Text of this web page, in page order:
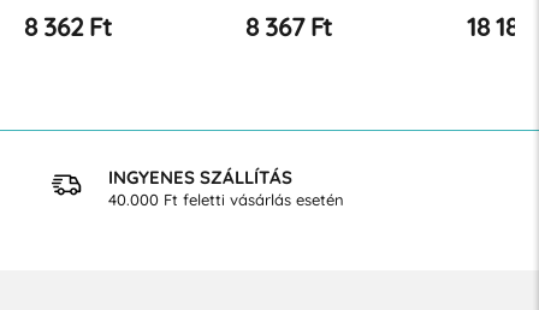
Hgmm
8 362 Ft 8 367 Ft
K2)
18
INGYENES SZÁLLÍTÁS
40.000 Ft feletti vásárlás esetén